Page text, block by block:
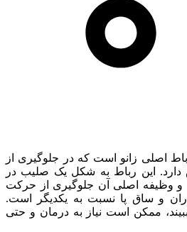
اصلی زانو است که در جلوگیری از
این رباط به شکل یک صلیب در
و وظیفه اصلی آن جلوگیری از حرکت
و ساق پا نسبت به یکدیگر است.
ممکن است نیاز به درمان و حتی